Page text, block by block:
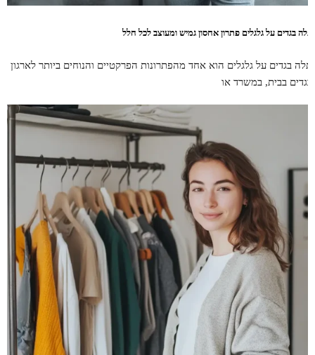
בגדים על גלגלים פתרון אחסון גמיש ומעוצב לכל חלל
בגדים על גלגלים הוא אחד מהפתרונות הפרקטיים והנוחים ביותר לארגון
בבית, במשרד או